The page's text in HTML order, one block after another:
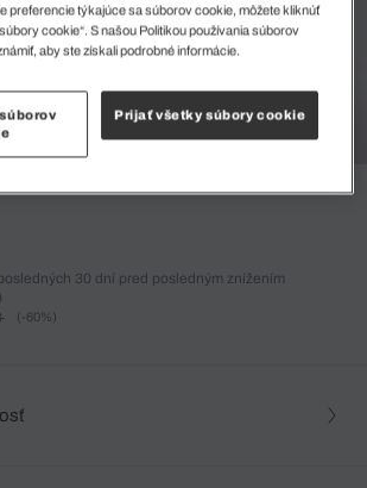
30 dní pred posledným znížením
(-60%)
preferencie týkajúce sa súborov cookie, môžete kliknúť
cookie“. S našou Politikou používania súborov
aby ste získali podrobné informácie.
Prijať všetky súbory cookie